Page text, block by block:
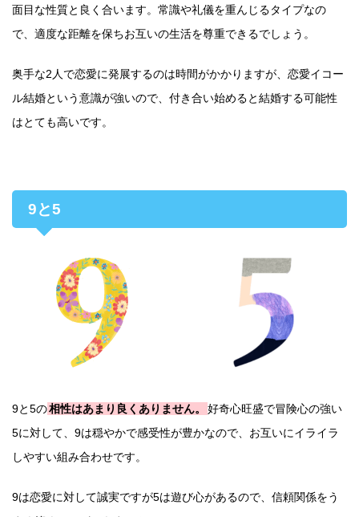
面目な性質と良く合います。常識や礼儀を重んじるタイプなの
で、適度な距離を保ちお互いの生活を尊重できるでしょう。
奥手な2人で恋愛に発展するのは時間がかかりますが、恋愛イコー
ル結婚という意識が強いので、付き合い始めると結婚する可能性
はとても高いです。
9と5
9と5の相性はあまり良くありません。
好奇心旺盛で冒険心の強い
5に対して、9は穏やかで感受性が豊かなので、お互いにイライラ
しやすい組み合わせです。
9は恋愛に対して誠実ですが5は遊び心があるので、信頼関係をう